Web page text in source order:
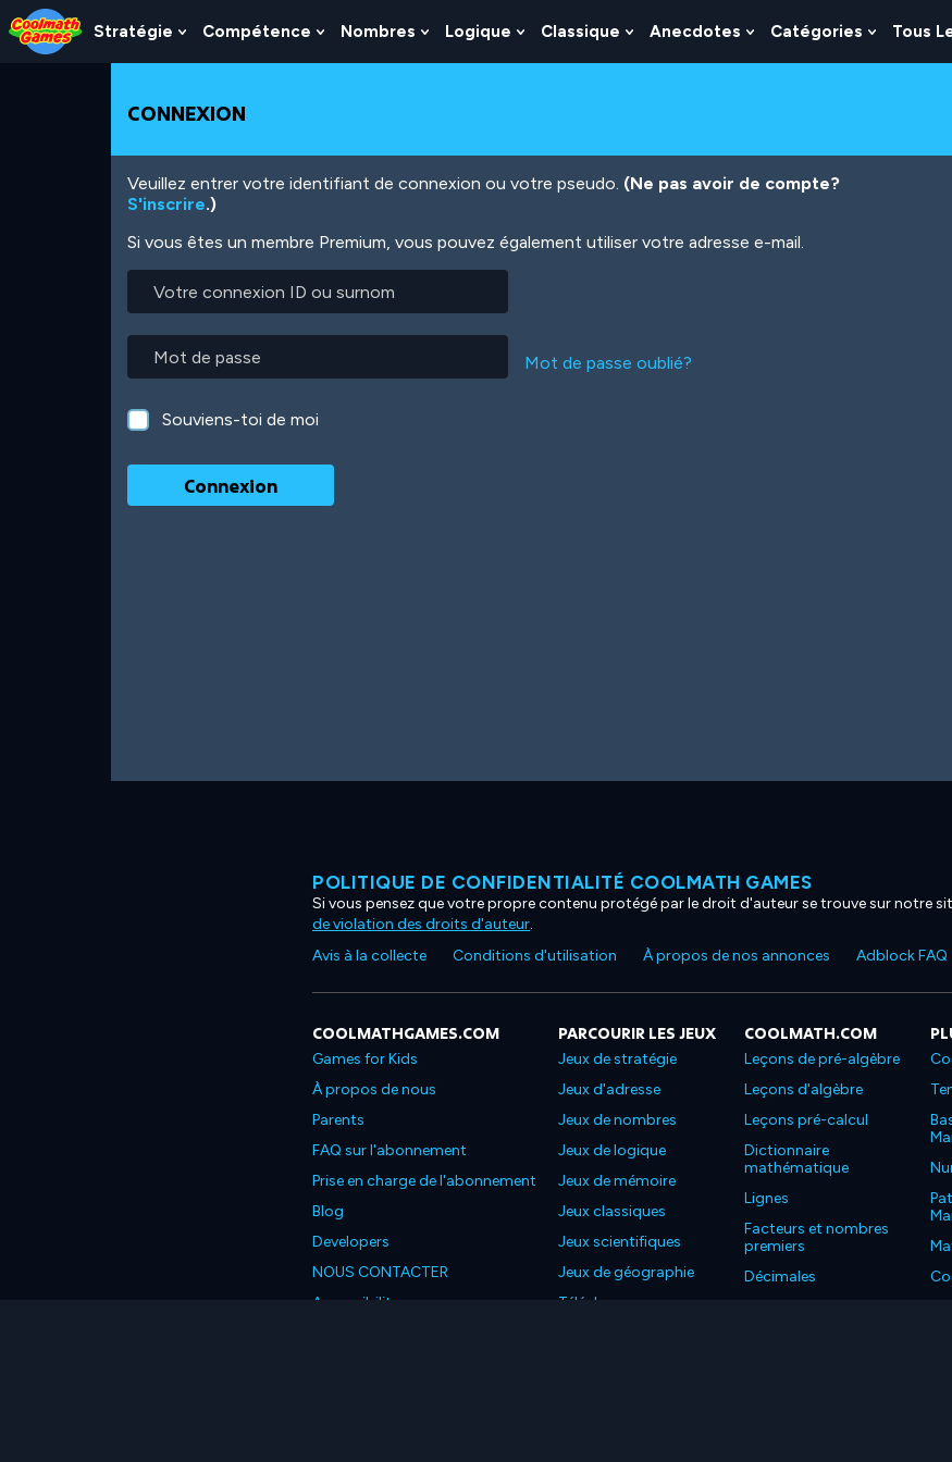
Skip
to
Top
Skip
to
Navigation
Skip
to
Main
Skip
to
Footer
Aller
au
contenu
Stratégie
Show
Submenu
Stratégie
Compétence
Show
Submenu
Nombres
Show
Submenu
Logique
Show
Submenu
Classique
Show
Submenu
Anecdotes
Show
Submenu
Catégories
Show
Tous
CONNEXION
Veuillez entrer votre identifiant de connexion ou votre pseudo. (Ne pas avoir de compte?
S'inscrire.)
Si vous êtes un membre Premium, vous pouvez également utiliser votre adresse e-mail.
connexion
ou
surnom
Mot de passe oublié?
Souviens-toi de moi
POLITIQUE DE CONFIDENTIALITÉ COOLMATH GAMES
Si vous pensez que votre propre contenu protégé par le droit d'auteur se trouve sur notre
de violation des droits d'auteur.
Avis à la collecte
Conditions d'utilisation À propos de nos annonces Adblock FAQ
COOLMATHGAMES.COM
Games for Kids
À propos de nous
Parents
FAQ sur l'abonnement
Prise en charge de l'abonnement
Blog
Developers
NOUS CONTACTER
Accessibility
PARCOURIR LES JEUX
Jeux de stratégie
Jeux d'adresse
Jeux de nombres
Jeux de logique
Jeux de mémoire
Jeux classiques
Jeux scientifiques
Jeux de géographie
Téléchargez nos
COOLMATH.COM
Leçons de pré-algèbre
Leçons d'algèbre
Leçons pré-calcul
Dictionnaire
mathématique
Lignes
Facteurs et nombres
premiers
Décimales